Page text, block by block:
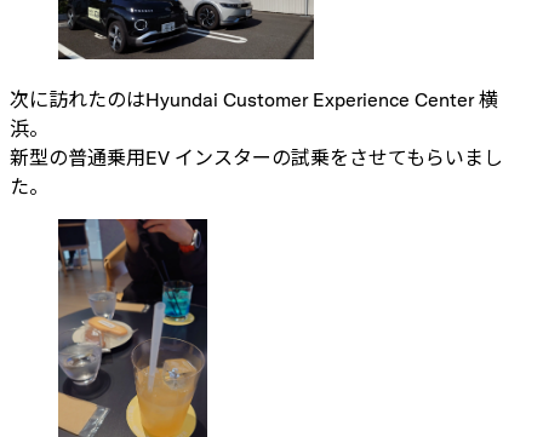
次に訪れたのはHyundai Customer Experience Center 横
浜。
新型の普通乗用EV インスターの試乗をさせてもらいまし
た。